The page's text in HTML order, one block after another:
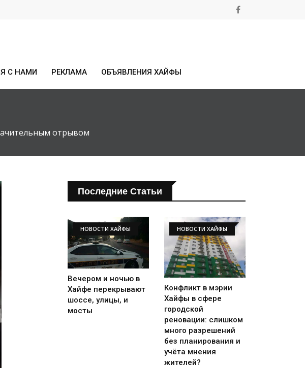
С НАМИ РЕКЛАМА ОБЪЯВЛЕНИЯ ХАЙФЫ
отрывом
Последние Статьи
НОВОСТИ ХАЙФЫ
Вечером и ночью в
Хайфе перекрывают
шоссе, улицы, и
мосты
НОВОСТИ ХАЙФЫ
Конфликт в мэрии
Хайфы в сфере
городской
реновации: слишком
много разрешений
без планирования и
учёта мнения
жителей?